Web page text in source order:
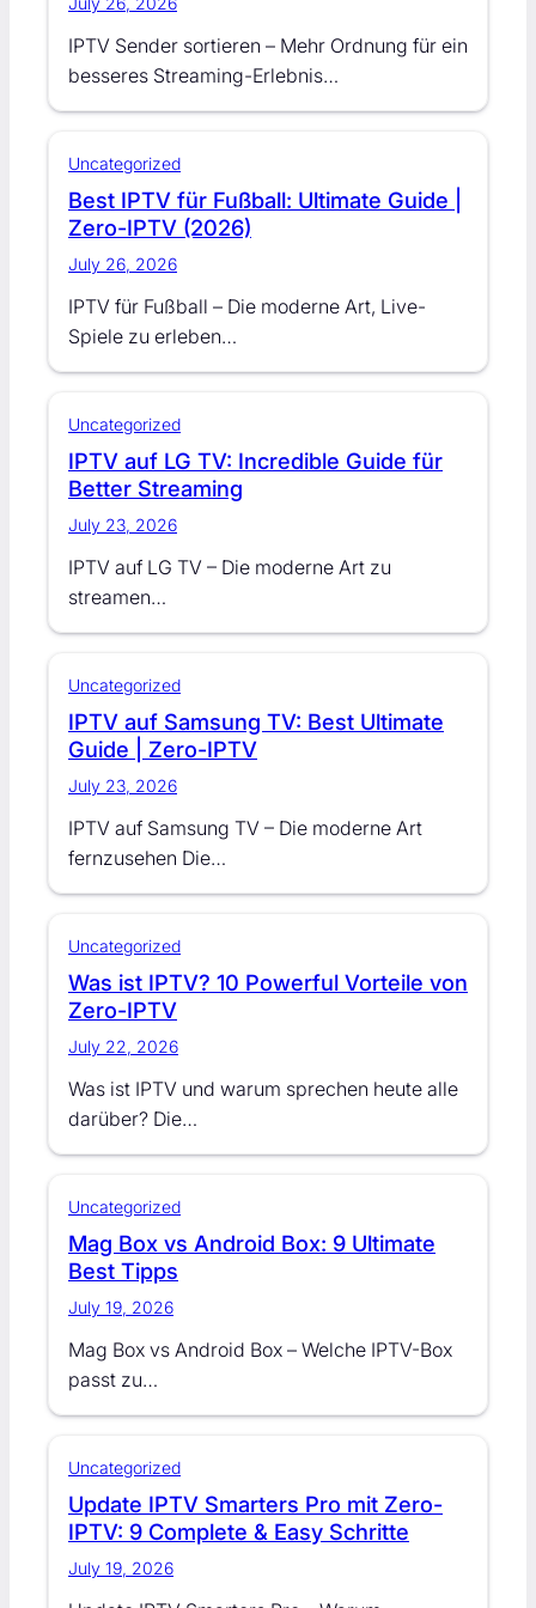
IPTV Sender sortieren – Mehr Ordnung für ein
besseres Streaming-Erlebnis…
Uncategorized
Best IPTV für Fußball: Ultimate Guide |
Zero-IPTV (2026)
July 26, 2026
IPTV für Fußball – Die moderne Art, Live-
Spiele zu erleben…
Uncategorized
IPTV auf LG TV: Incredible Guide für
Better Streaming
July 23, 2026
IPTV auf LG TV – Die moderne Art zu
streamen…
Uncategorized
IPTV auf Samsung TV: Best Ultimate
Guide | Zero-IPTV
July 23, 2026
IPTV auf Samsung TV – Die moderne Art
fernzusehen Die…
Uncategorized
Was ist IPTV? 10 Powerful Vorteile von
Zero-IPTV
July 22, 2026
Was ist IPTV und warum sprechen heute alle
darüber? Die…
Uncategorized
Mag Box vs Android Box: 9 Ultimate
Best Tipps
July 19, 2026
Mag Box vs Android Box – Welche IPTV-Box
passt zu…
Uncategorized
Update IPTV Smarters Pro mit Zero-
IPTV: 9 Complete & Easy Schritte
July 19, 2026